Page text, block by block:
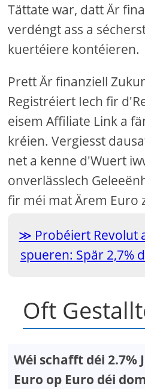
Tättate war, datt Är
verdéngt ass a
kuertéiere kontéieren.
Prett Är finanziell
Registréiert Iech fir
eisem Affiliate Link a
kréien. Vergiesst
net a kenne d'Wuert
onverlässlech
fir méi mat Ärem Euro
Probéiert Revolut
spueren: Spär 2,7%
Oft
Wéi schafft déi 2.7%
Euro op Euro déi